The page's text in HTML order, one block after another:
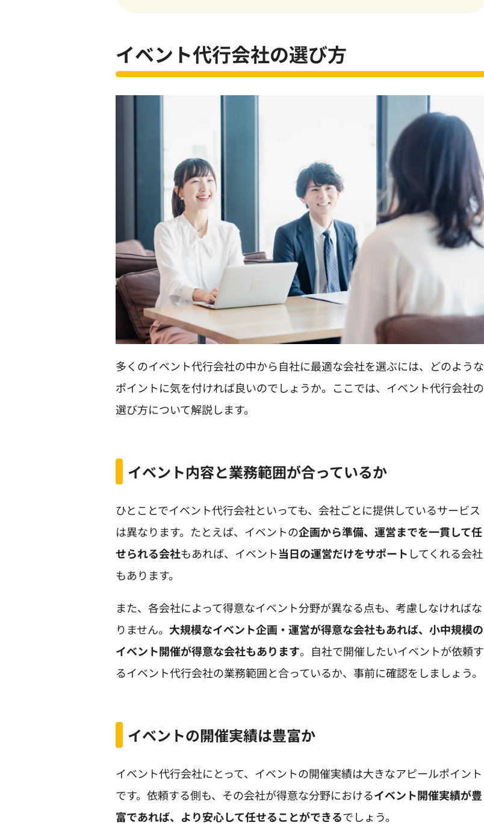
イベント代行会社の選び方
多くのイベント代行会社の中から自社に最適な会社を選ぶには、どのような
ポイントに気を付ければ良いのでしょうか。ここでは、イベント代行会社の
選び方について解説します。
イベント内容と業務範囲が合っているか
ひとことでイベント代行会社といっても、会社ごとに提供しているサービス
は異なります。たとえば、イベントの企画から準備、運営までを一貫して任
せられる会社もあれば、イベント当日の運営だけをサポート してくれる会社
もあります。
また、各会社によって得意なイベント分野が異なる点も、考慮しなければな
りません。 大規模なイベント企画・運営が得意な会社もあれば、小中規模の
イベント開催が得意な会社もあります。自社で開催したいイベントが依頼す
るイベント代行会社の業務範囲と合っているか、事前に確認をしましょう。
イベントの開催実績は豊富か
イベント代行会社にとって、イベントの開催実績は大きなアピールポイント
です。依頼する側も、その会社が得意な分野におけるイベント開催実績が豊
富であれば、より安心して任せることができるでしょう。